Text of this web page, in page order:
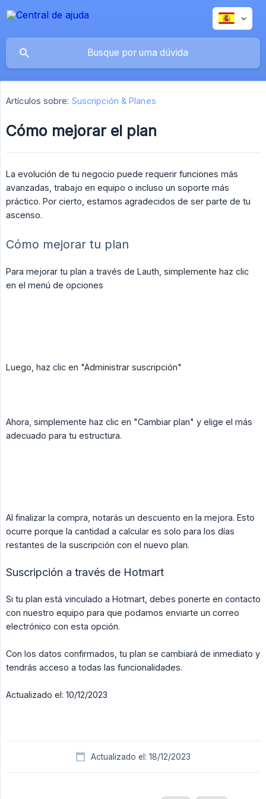
Artículos sobre: Suscripción & Planes
Cómo mejorar el plan
La evolución de tu negocio puede requerir funciones más
avanzadas, trabajo en equipo o incluso un soporte más
práctico. Por cierto, estamos agradecidos de ser parte de tu
ascenso.
Cómo mejorar tu plan
Para mejorar tu plan a través de Lauth, simplemente haz clic
en el menú de opciones
Luego, haz clic en "Administrar suscripción"
Ahora, simplemente haz clic en "Cambiar plan" y elige el más
adecuado para tu estructura.
Al finalizar la compra, notarás un descuento en la mejora. Esto
ocurre porque la cantidad a calcular es solo para los días
restantes de la suscripción con el nuevo plan.
Suscripción a través de Hotmart
Si tu plan está vinculado a Hotmart, debes ponerte en contacto
con nuestro equipo para que podamos enviarte un correo
electrónico con esta opción.
Con los datos confirmados, tu plan se cambiará de inmediato y
tendrás acceso a todas las funcionalidades.
Actualizado el: 10/12/2023
Actualizado el: 18/12/2023